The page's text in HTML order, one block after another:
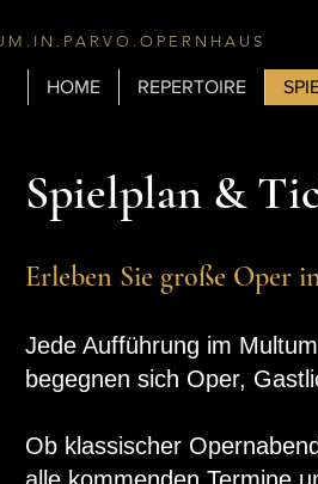
M . I N . P A R V O . O P E R N H A U S
HOME REPERTOIRE
Spielplan &
Erleben Sie große Oper
Jede Aufführung im
begegnen sich Oper,
Ob klassischer